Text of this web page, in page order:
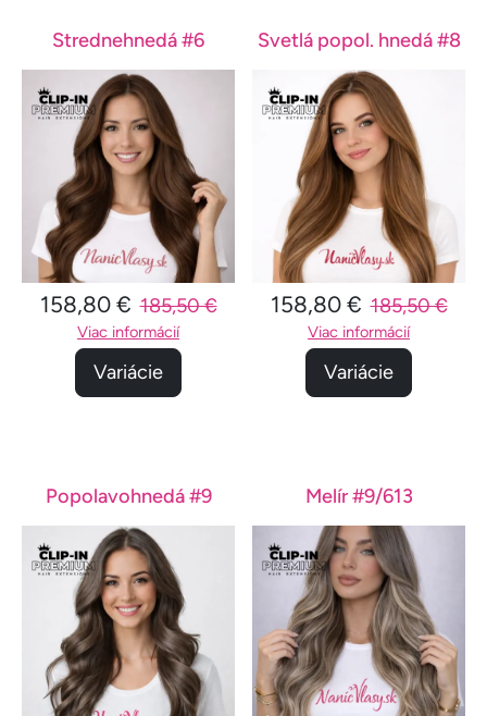
Strednehnedá #6
158,80 € 185,50 €
Viac informácií
Variácie
Svetlá popol. hnedá #8
158,80 € 185,50 €
Viac informácií
Variácie
Popolavohnedá #9 Melír #9/613